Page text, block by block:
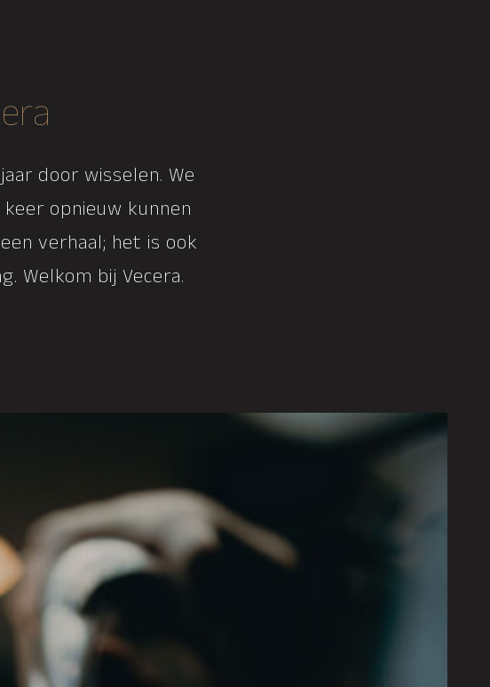
door wisselen. We
opnieuw kunnen
verhaal; het is ook
Welkom bij Vecera.